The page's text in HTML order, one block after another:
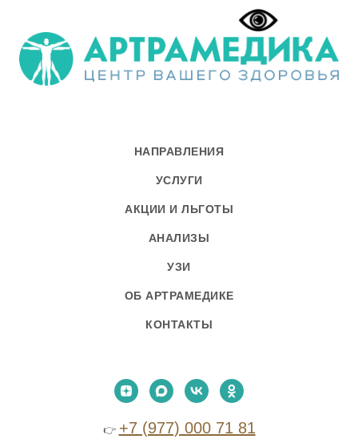
НАПРАВЛЕНИЯ
УСЛУГИ
АКЦИИ И ЛЬГОТЫ
АНАЛИЗЫ
УЗИ
ОБ АРТРАМЕДИКЕ
КОНТАКТЫ
👉 +7 (977) 000 71 81